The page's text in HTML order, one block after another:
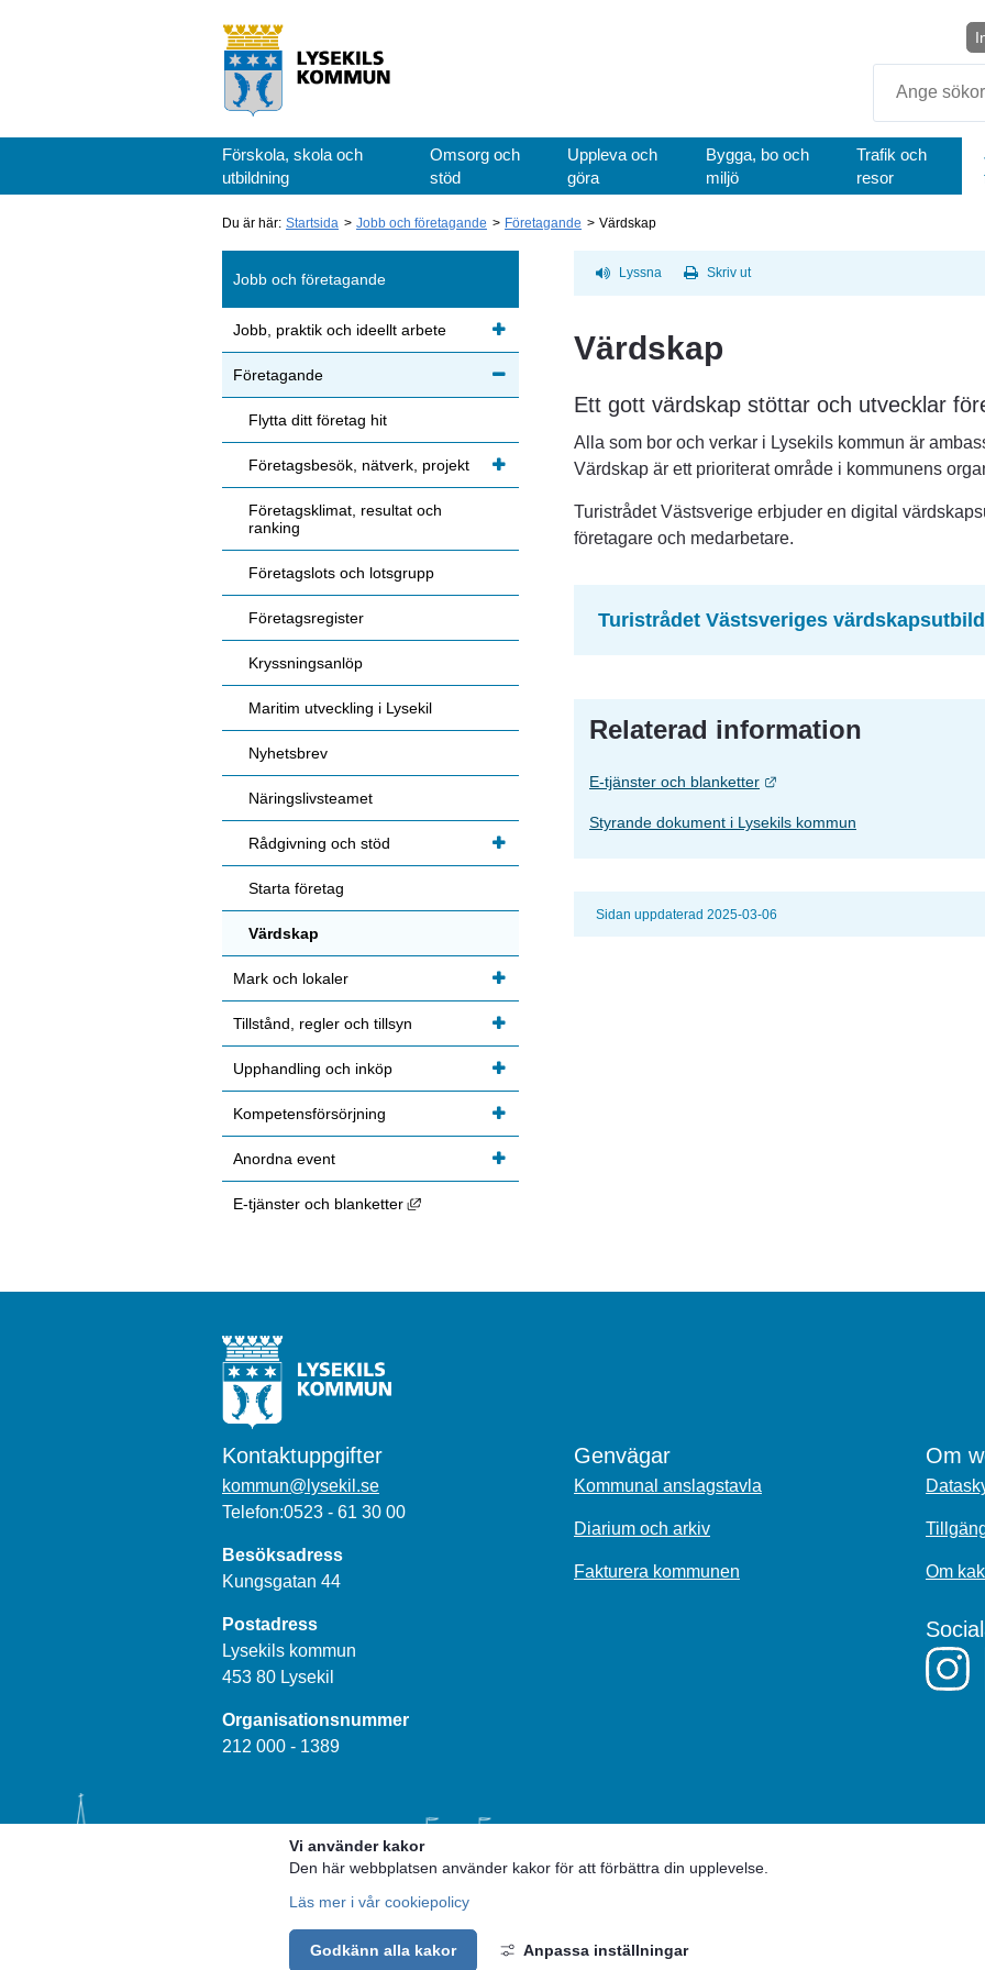
Vi använder kakor
Den här webbplatsen använder kakor för att förbättra din upplevelse.
Läs mer i vår cookiepolicy
Godkänn alla kakor Anpassa inställningar
Förskola, skola och
utbildning
Omsorg och
stöd
Uppleva och
göra
Bygga, bo och
miljö
Trafik och
resor
Du är här: Startsida Jobb och företagande Företagande Värdskap
Lyssna Skriv ut
Värdskap
Ett gott värdskap stöttar och utvecklar
Alla som bor och verkar i Lysekils kommun är
Värdskap är ett prioriterat område i kommunens
Turistrådet Västsverige erbjuder en digital
företagare och medarbetare.
Turistrådet Västsveriges
Relaterad information
E-tjänster och blanketter Länk till annan webbplats.
Styrande dokument i Lysekils kommun
Sidan uppdaterad 2025-03-06
Jobb och företagande
Jobb, praktik och ideellt arbete
Företagande
Flytta ditt företag hit
Företagsbesök, nätverk, projekt
Företagsklimat, resultat och
ranking
Företagslots och lotsgrupp
Företagsregister
Kryssningsanlöp
Maritim utveckling i Lysekil
Nyhetsbrev
Näringslivsteamet
Rådgivning och stöd
Starta företag
Värdskap
Mark och lokaler
Tillstånd, regler och tillsyn
Upphandling och inköp
Kompetensförsörjning
Anordna event
E-tjänster och blanketter Länk till annan webbplats, öppnas i nytt fönster.
Kontaktuppgifter
kommun@lysekil.se
Telefon:0523 - 61 30 00
Besöksadress
Kungsgatan 44
Postadress
Lysekils kommun
453 80 Lysekil
Organisationsnummer
212 000 - 1389
Genvägar
Kommunal anslagstavla
Diarium och arkiv
Fakturera kommunen
Om
Om